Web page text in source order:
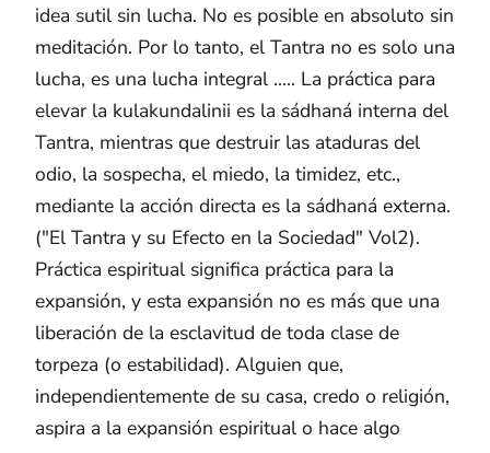
idea sutil sin lucha. No es posible en absoluto sin
meditación. Por lo tanto, el Tantra no es solo una
lucha, es una lucha integral ..... La práctica para
elevar la kulakundalinii es la sádhaná interna del
Tantra, mientras que destruir las ataduras del
odio, la sospecha, el miedo, la timidez, etc.,
mediante la acción directa es la sádhaná externa.
("El Tantra y su Efecto en la Sociedad" Vol2).
Práctica espiritual significa práctica para la
expansión, y esta expansión no es más que una
liberación de la esclavitud de toda clase de
torpeza (o estabilidad). Alguien que,
independientemente de su casa, credo o religión,
aspira a la expansión espiritual o hace algo